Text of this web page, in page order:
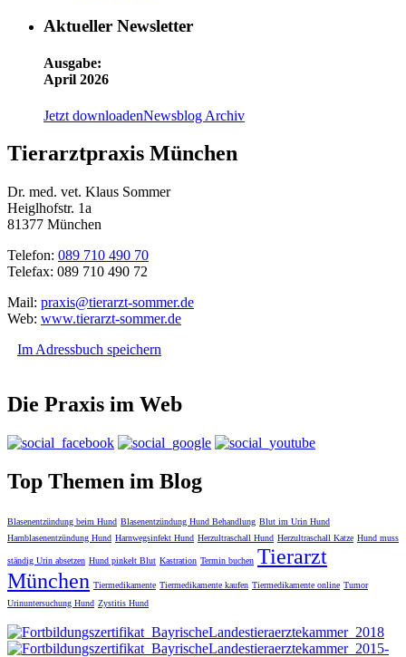
Aktueller Newsletter
Ausgabe:
April 2026
Jetzt downloadenNewsblog Archiv
Tierarztpraxis München
Dr. med. vet. Klaus Sommer
Heiglhofstr. 1a
81377 München
Telefon: 089 710 490 70
Telefax: 089 710 490 72
Mail: praxis@tierarzt-sommer.de
Web: www.tierarzt-sommer.de
Im Adressbuch speichern
Die Praxis im Web
Top Themen im Blog
Blasenentzündung beim Hund Blasenentzündung Hund Behandlung Blut im Urin Hund
Harnblasenentzündung Hund Harnwegsinfekt Hund Herzultraschall Hund Herzultraschall Katze Hund muss
ständig Urin absetzen Hund pinkelt Blut Kastration Termin buchen Tierarzt
München Tiermedikamente Tiermedikamente kaufen Tiermedikamente online Tumor
Urinuntersuchung Hund Zystitis Hund